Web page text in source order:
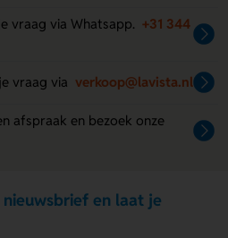
vraag via Whatsapp. +31 344
vraag via verkoop@lavista.nl
afspraak en bezoek onze
en laat je